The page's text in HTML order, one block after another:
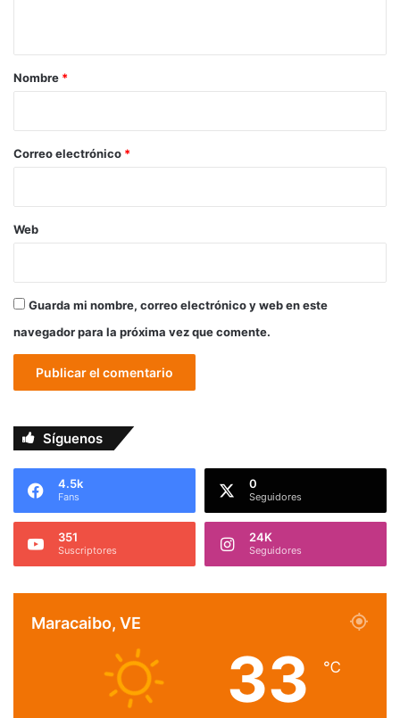
r
*
Nombre *
Correo electrónico *
Web
Guarda mi nombre, correo electrónico y web en este
navegador para la próxima vez que comente.
Síguenos
4.5k
Fans
0
Seguidores
351
Suscriptores
24K
Seguidores
Maracaibo, VE
33 ℃